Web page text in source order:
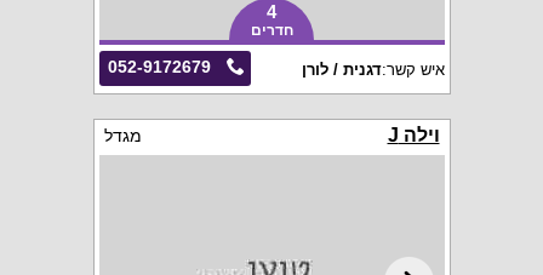
4
חדרים
052-9172679 איש קשר:דגנית / לורן
וילה J מגדל